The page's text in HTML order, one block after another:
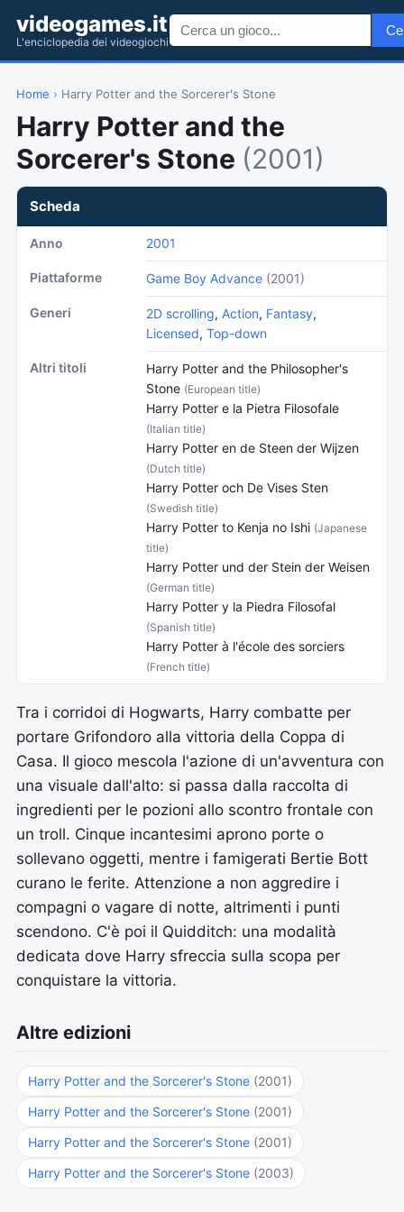
videogames.it
L'enciclopedia dei videogiochi
Home › Harry Potter and the Sorcerer's Stone
Harry Potter and the
Sorcerer's Stone (2001)
Scheda
Anno 2001
Piattaforme Game Boy Advance (2001)
Generi 2D scrolling, Action, Fantasy,
Licensed, Top-down
Altri titoli
Harry Potter and the Philosopher's
Stone (European title)
Harry Potter e la Pietra Filosofale
(Italian title)
Harry Potter en de Steen der Wijzen
(Dutch title)
Harry Potter och De Vises Sten
(Swedish title)
Harry Potter to Kenja no Ishi (Japanese
title)
Harry Potter und der Stein der Weisen
(German title)
Harry Potter y la Piedra Filosofal
(Spanish title)
Harry Potter à l'école des sorciers
(French title)
Tra i corridoi di Hogwarts, Harry combatte per
portare Grifondoro alla vittoria della Coppa di
Casa. Il gioco mescola l'azione di un'avventura con
una visuale dall'alto: si passa dalla raccolta di
ingredienti per le pozioni allo scontro frontale con
un troll. Cinque incantesimi aprono porte o
sollevano oggetti, mentre i famigerati Bertie Bott
curano le ferite. Attenzione a non aggredire i
compagni o vagare di notte, altrimenti i punti
scendono. C'è poi il Quidditch: una modalità
dedicata dove Harry sfreccia sulla scopa per
conquistare la vittoria.
Altre edizioni
Harry Potter and the Sorcerer's Stone (2001)
Harry Potter and the Sorcerer's Stone (2001)
Harry Potter and the Sorcerer's Stone (2001)
Harry Potter and the Sorcerer's Stone (2003)